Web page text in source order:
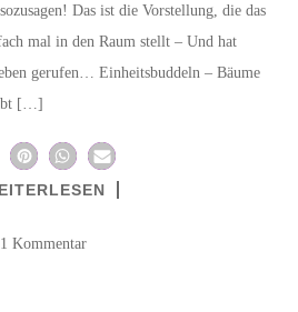
Das ist die Vorstellung, die das
mal in den Raum stellt – Und hat
gerufen… Einheitsbuddeln – Bäume
[…]
1 Kommentar